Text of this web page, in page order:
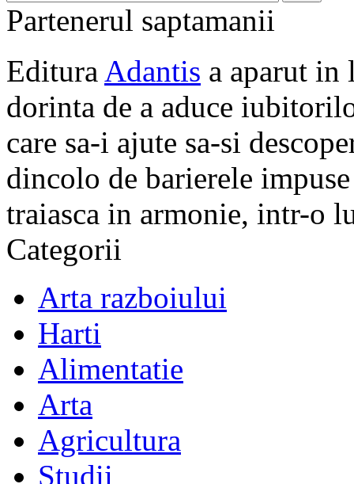
Partenerul saptamanii
Editura Adantis a aparut in
dorinta de a aduce
care sa-i ajute sa-si
dincolo de barierele
traiasca in armonie, intr-o
Categorii
Arta razboiului
Harti
Alimentatie
Arta
Agricultura
Studii